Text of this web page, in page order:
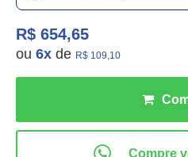
R$ 654,65
ou 6x de R$ 109,10